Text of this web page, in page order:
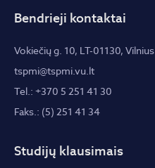
Bendrieji kontaktai
Vokiečių g. 10, LT-01130, Vilnius
tspmi@tspmi.vu.lt
Tel.: +370 5 251 41 30
Faks.: (5) 251 41 34
Studijų klausimais